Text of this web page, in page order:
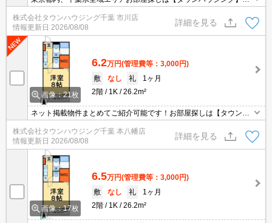
お任せください！オンラインでご相談・ご見学・ご契約お手続きも
ご対応可能です。
株式会社タウンハウジング千葉 市川店
情報更新日 2026/08/08
詳細を見る
画像：21枚
6.2万円(管理費等：3,000円)
敷
なし 礼
1ヶ月
2階
1K 26.2m²
ネット掲載物件まとめてご紹介可能です！お部屋探しは【タウンハ
ウジング】にお任せください！※オンライン内見・現地待ち合わせ
は事前にご相談ください。
株式会社タウンハウジング千葉 本八幡店
情報更新日 2026/08/08
詳細を見る
画像：17枚
6.5万円(管理費等：3,000円)
敷
なし 礼
1ヶ月
2階
1K 26.2m²